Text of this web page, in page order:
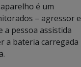
é um
– agressor e
a pessoa assistida
a bateria carregada